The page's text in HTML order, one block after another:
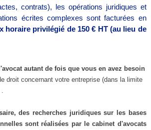
contrats), les opérations juridiques et
écrites complexes sont facturées en
horaire privilégié de 150 € HT (au lieu de
autant de fois que vous en avez besoin
droit concernant votre entreprise (dans la limite
des recherches juridiques sur les bases
sont réalisées par le cabinet d'avocats